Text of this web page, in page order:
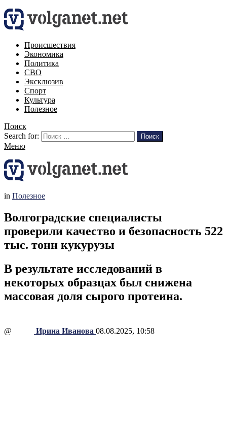
Происшествия
Экономика
Политика
СВО
Эксклюзив
Спорт
Культура
Полезное
Поиск
Search for:
Поиск
Меню
in Полезное
Волгоградские специалисты
проверили качество и безопасность 522
тыс. тонн кукурузы
В результате исследований в
некоторых образцах был снижена
массовая доля сырого протеина.
@ Ирина Иванова 08.08.2025, 10:58